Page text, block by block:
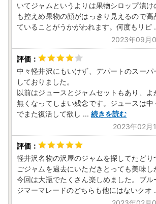
いてジャムというよりは果物シロップ漬け
も控えめ果物の顔がはっきり見えるので高
ていることがうかがわれます。何度もリピ
2023年09月
中々軽井沢にもいけず、デパートのスーパ
しておりました。
以前はジュースとジャムセットもあり、よ
無くなってしまい残念です。ジュースは
でまた復活して欲し ... 続きを読む
2023年02
軽井沢名物の沢屋のジャムを探してたどり
ごジャムを過去にいただきとっても美味し
今回は大瓶でたくさん楽しめました。ブル
ジマーマレードのどちらも他にはないクオ